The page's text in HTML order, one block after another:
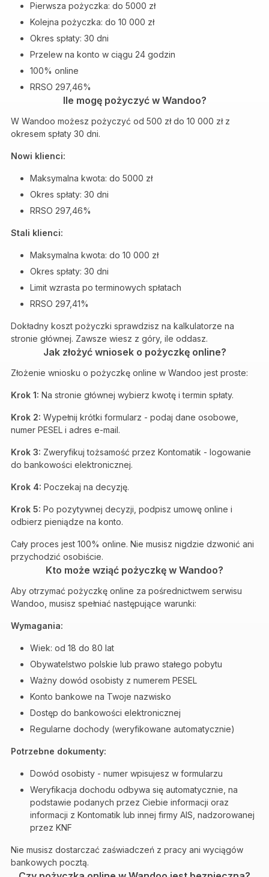
Pierwsza pożyczka: do 5000 zł
Kolejna pożyczka: do 10 000 zł
Okres spłaty: 30 dni
Przelew na konto w ciągu 24 godzin
100% online
RRSO 297,46%
Ile mogę pożyczyć w Wandoo?
W Wandoo możesz pożyczyć od 500 zł do 10 000 zł z
okresem spłaty 30 dni.
Nowi klienci:
Maksymalna kwota: do 5000 zł
Okres spłaty: 30 dni
RRSO 297,46%
Stali klienci:
Maksymalna kwota: do 10 000 zł
Okres spłaty: 30 dni
Limit wzrasta po terminowych spłatach
RRSO 297,41%
Dokładny koszt pożyczki sprawdzisz na kalkulatorze na
stronie głównej. Zawsze wiesz z góry, ile oddasz.
Jak złożyć wniosek o pożyczkę online?
Złożenie wniosku o pożyczkę online w Wandoo jest proste:
Krok 1: Na stronie głównej wybierz kwotę i termin spłaty.
Krok 2: Wypełnij krótki formularz - podaj dane osobowe,
numer PESEL i adres e-mail.
Krok 3: Zweryfikuj tożsamość przez Kontomatik - logowanie
do bankowości elektronicznej.
Krok 4: Poczekaj na decyzję.
Krok 5: Po pozytywnej decyzji, podpisz umowę online i
odbierz pieniądze na konto.
Cały proces jest 100% online. Nie musisz nigdzie dzwonić ani
przychodzić osobiście.
Kto może wziąć pożyczkę w Wandoo?
Aby otrzymać pożyczkę online za pośrednictwem serwisu
Wandoo, musisz spełniać następujące warunki:
Wymagania:
Wiek: od 18 do 80 lat
Obywatelstwo polskie lub prawo stałego pobytu
Ważny dowód osobisty z numerem PESEL
Konto bankowe na Twoje nazwisko
Dostęp do bankowości elektronicznej
Regularne dochody (weryfikowane automatycznie)
Potrzebne dokumenty:
Dowód osobisty - numer wpisujesz w formularzu
Weryfikacja dochodu odbywa się automatycznie, na
podstawie podanych przez Ciebie informacji oraz
informacji z Kontomatik lub innej firmy AIS, nadzorowanej
przez KNF
Nie musisz dostarczać zaświadczeń z pracy ani wyciągów
bankowych pocztą.